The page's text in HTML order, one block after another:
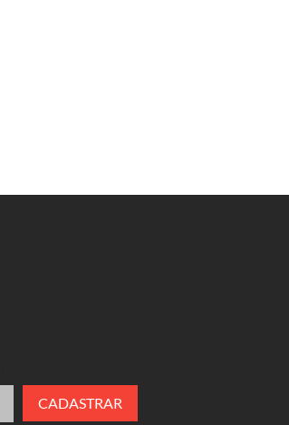
CADASTRAR